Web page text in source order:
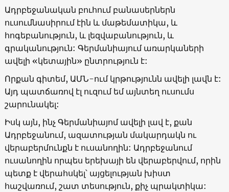
Ադրբեջանական բուհում բանասերներն
ուսումնասիրում էին և մաթեմատիկա, և
հոգեբանություն, և լեզվաբանություն, և
գրականություն: Գերմանիայում առարկաների
ավելի «կետային» ընտրություն է:
Որքան գիտեմ, ԱՄՆ-ում կրթությունն ավելի լավն է:
Այդ պատճառով էլ ուզում եմ այնտեղ ուսումս
շարունակել:
Իսկ այն, ինչ Գերմանիայոմ ավելի լավ է, քան
Ադրբեջանում, ազատության մակարդակն ու
վերաբերմունքն է ուսանողին: Ադրբեջանում
ուսանողին որպես երեխայի են վերաբերվում, որին
պետք է վերահսկել՝ այցելության խիստ
հաշվառում, շատ տեսություն, քիչ պրակտիկա: